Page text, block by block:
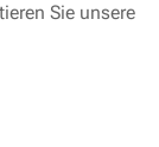
Sie unsere